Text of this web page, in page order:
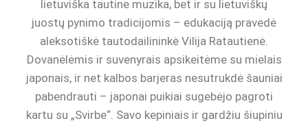
lietuviška tautine muzika, bet ir su lietuviškų
juostų pynimo tradicijomis – edukaciją pravedė
aleksotiškė tautodailininkė Vilija Ratautienė.
Dovanėlėmis ir suvenyrais apsikeitėme su mielais
japonais, ir net kalbos barjeras nesutrukdė šauniai
pabendrauti – japonai puikiai sugebėjo pagroti
kartu su „Svirbe“. Savo kepiniais ir gardžiu šiupiniu